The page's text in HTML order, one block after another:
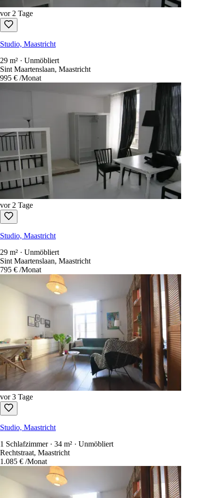
vor 2 Tage
Studio, Maastricht
29 m² · Unmöbliert
Sint Maartenslaan, Maastricht
995 € /Monat
vor 2 Tage
Studio, Maastricht
29 m² · Unmöbliert
Sint Maartenslaan, Maastricht
795 € /Monat
vor 3 Tage
Studio, Maastricht
1 Schlafzimmer · 34 m² · Unmöbliert
Rechtstraat, Maastricht
1.085 € /Monat